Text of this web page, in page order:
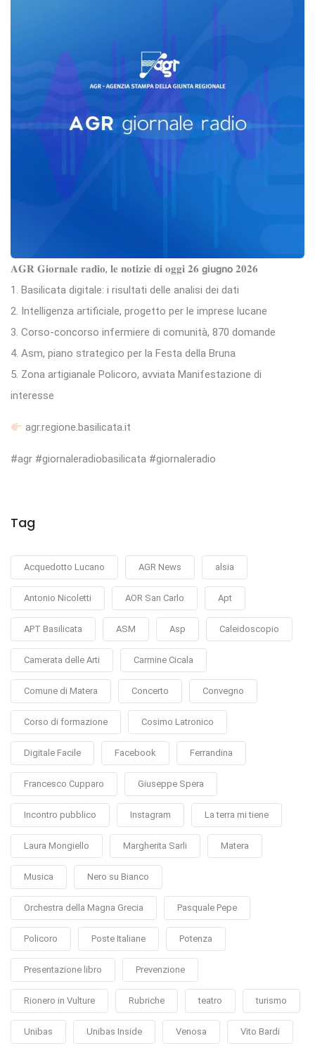
𝐀𝐆𝐑 𝐆𝐢𝐨𝐫𝐧𝐚𝐥𝐞 𝐫𝐚𝐝𝐢𝐨, 𝐥𝐞 𝐧𝐨𝐭𝐢𝐳𝐢𝐞 𝐝𝐢 𝐨𝐠𝐠𝐢 𝟐𝟔 𝗴𝗶𝘂𝗴𝗻𝗼 𝟐𝟎𝟐𝟔
1. Basilicata digitale: i risultati delle analisi dei dati
2. Intelligenza artificiale, progetto per le imprese lucane
3. Corso-concorso infermiere di comunità, 870 domande
4. Asm, piano strategico per la Festa della Bruna
5. Zona artigianale Policoro, avviata Manifestazione di
interesse
agr.regione.basilicata.it
#agr #giornaleradiobasilicata #giornaleradio
Tag
Acquedotto Lucano AGR News alsia
Antonio Nicoletti AOR San Carlo Apt
APT Basilicata ASM Asp Caleidoscopio
Camerata delle Arti Carmine Cicala
Comune di Matera Concerto Convegno
Corso di formazione Cosimo Latronico
Digitale Facile Facebook Ferrandina
Francesco Cupparo Giuseppe Spera
Incontro pubblico Instagram La terra mi tiene
Laura Mongiello Margherita Sarli Matera
Musica Nero su Bianco
Orchestra della Magna Grecia Pasquale Pepe
Policoro Poste Italiane Potenza
Presentazione libro Prevenzione
Rionero in Vulture Rubriche teatro turismo
Unibas Unibas Inside Venosa Vito Bardi